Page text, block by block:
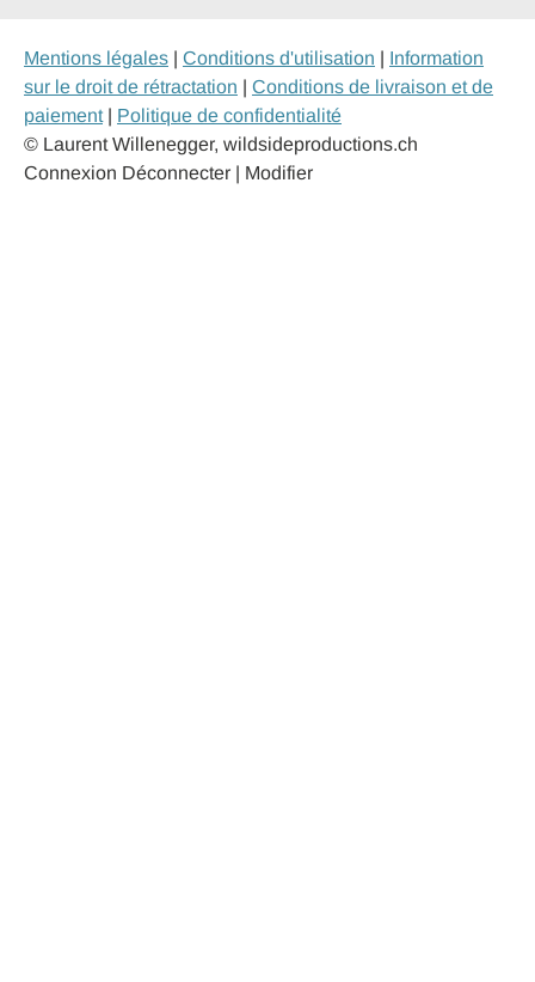
Mentions légales | Conditions d'utilisation | Information
sur le droit de rétractation | Conditions de livraison et de
paiement | Politique de confidentialité
© Laurent Willenegger, wildsideproductions.ch
Connexion Déconnecter | Modifier